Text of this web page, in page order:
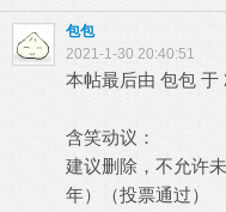
包包
2021-1-30 20:40:51
本帖最后由 包包 于
含笑动议：
建议删除，不允许
年）（投票通过）